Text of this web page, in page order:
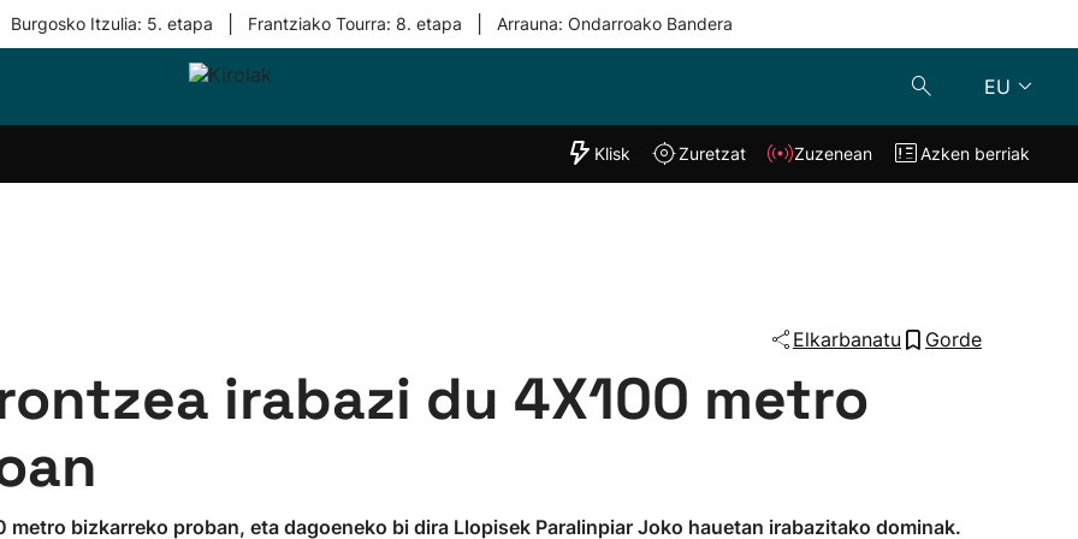
Burgosko Itzulia: 5. etapa Frantziako Tourra: 8. etapa Arrauna: Ondarroako Bandera
EU
Taldeak
"Helmuga"
Klisk Zuzenean
Klisk Zuretzat Zuzenean Azken berriak
Elkarbanatu Gorde
irabazi du 4X100 metro
bizkarreko proban, eta dagoeneko bi dira Llopisek Paralinpiar Joko hauetan irabazitako dominak.